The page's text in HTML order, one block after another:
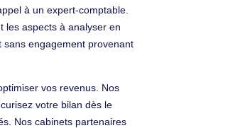
à un expert-comptable.
les aspects à analyser en
sans engagement provenant
vos revenus. Nos
votre bilan dès le
Nos cabinets partenaires